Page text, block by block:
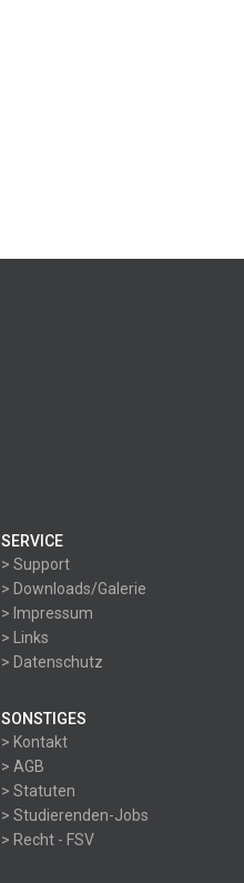
SERVICE
> Support
> Downloads/Galerie
> Impressum
> Links
> Datenschutz
SONSTIGES
> Kontakt
> AGB
> Statuten
> Studierenden-Jobs
> Recht - FSV